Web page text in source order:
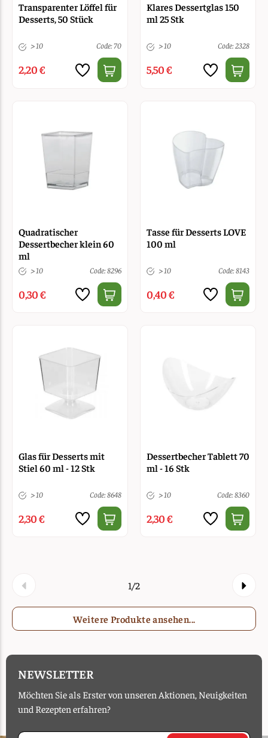
Transparenter Löffel für
Desserts, 50 Stück
> 10 Code: 70
2,20 €
Klares Dessertglas 150
ml 25 Stk
> 10 Code: 2328
5,50 €
Quadratischer
Dessertbecher klein 60
ml
> 10 Code: 8296
0,30 €
Tasse für Desserts LOVE
100 ml
> 10 Code: 8143
0,40 €
Glas für Desserts mit
Stiel 60 ml - 12 Stk
> 10 Code: 8648
2,30 €
Dessertbecher Tablett 70
ml - 16 Stk
> 10 Code: 8360
2,30 €
1/2
Weitere Produkte ansehen...
NEWSLETTER
Möchten Sie als Erster von unseren Aktionen, Neuigkeiten
und Rezepten erfahren?